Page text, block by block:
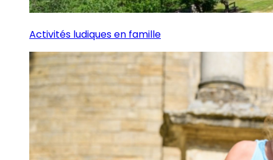
Activités ludiques en famille